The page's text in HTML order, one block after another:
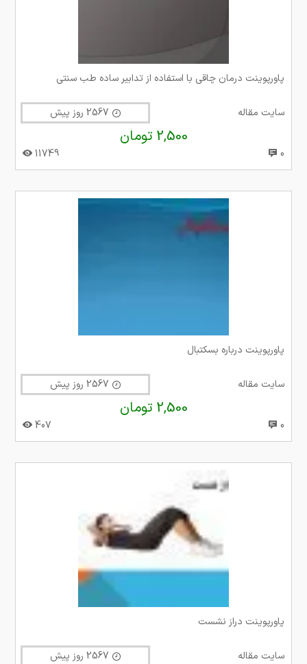
پاورپوینت درمان چاقی با استفاده از تدابیر ساده طب سنتی
سایت مقاله
2,500 تومان
0
11749
پاورپوینت درباره بسکتبال
سایت مقاله
2,500 تومان
0
407
پاورپوینت دراز نشست
سایت مقاله